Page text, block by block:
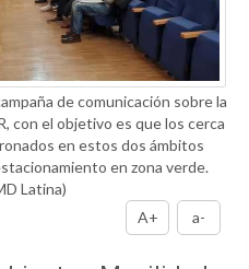
de comunicación sobre la
con el objetivo es que los cerca
en estos dos ámbitos
en zona verde.
Latina)
A+
a-